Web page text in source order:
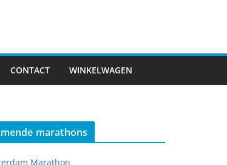
CONTACT WINKELWAGEN
marathons
Marathon